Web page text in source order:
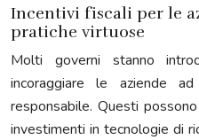
Incentivi fiscali per le
pratiche virtuose
Molti governi stanno
incoraggiare le aziende
responsabile. Questi
investimenti in tecnologie di